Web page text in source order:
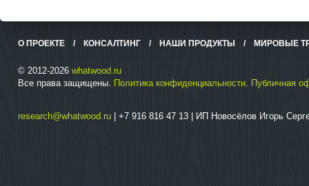
О ПРОЕКТЕ / КОНСАЛТИНГ / НАШИ ПРОДУКТЫ / МИРОВЫЕ
© 2012-2026 whatwood.ru
Все права защищены. Политика конфиденциальности. Публичная
research@whatwood.ru | +7 916 816 47 13 | ИП Новосёлов Игорь